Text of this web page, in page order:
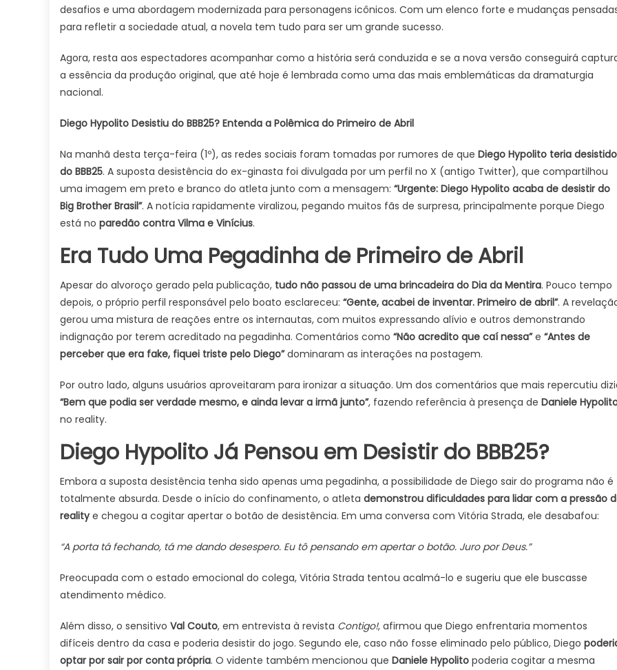
desafios e uma abordagem modernizada para personagens icônicos. Com um elenco forte e mudanças
para refletir a sociedade atual, a novela tem tudo para ser um grande sucesso.
Agora, resta aos espectadores acompanhar como a história será conduzida e se a nova versão conseguirá
a essência da produção original, que até hoje é lembrada como uma das mais emblemáticas da dramaturgia
nacional.
Diego Hypolito Desistiu do BBB25? Entenda a Polêmica do Primeiro de Abril
Na manhã desta terça-feira (1º), as redes sociais foram tomadas por rumores de que Diego Hypolito teria desistido
do BBB25. A suposta desistência do ex-ginasta foi divulgada por um perfil no X (antigo Twitter), que compartilhou
uma imagem em preto e branco do atleta junto com a mensagem: “Urgente: Diego Hypolito acaba de desistir do
Big Brother Brasil”. A notícia rapidamente viralizou, pegando muitos fãs de surpresa, principalmente porque Diego
está no paredão contra Vilma e Vinícius.
Era Tudo Uma Pegadinha de Primeiro de Abril
Apesar do alvoroço gerado pela publicação, tudo não passou de uma brincadeira do Dia da Mentira. Pouco tempo
depois, o próprio perfil responsável pelo boato esclareceu: “Gente, acabei de inventar. Primeiro de abril”. A
gerou uma mistura de reações entre os internautas, com muitos expressando alívio e outros demonstrando
indignação por terem acreditado na pegadinha. Comentários como “Não acredito que caí nessa”e “Antes de
perceber que era fake, fiquei triste pelo Diego”dominaram as interações na postagem.
Por outro lado, alguns usuários aproveitaram para ironizar a situação. Um dos comentários que mais repercutiu
“Bem que podia ser verdade mesmo, e ainda levar a irmã junto”, fazendo referência à presença de Daniele
no reality.
Diego Hypolito Já Pensou em Desistir do BBB25?
Embora a suposta desistência tenha sido apenas uma pegadinha, a possibilidade de Diego sair do programa não é
totalmente absurda. Desde o início do confinamento, o atleta demonstrou dificuldades para lidar com a pressão
realitye chegou a cogitar apertar o botão de desistência. Em uma conversa com Vitória Strada, ele desabafou:
“A porta tá fechando, tá me dando desespero. Eu tô pensando em apertar o botão. Juro por Deus.”
Preocupada com o estado emocional do colega, Vitória Strada tentou acalmá-lo e sugeriu que ele buscasse
atendimento médico.
Além disso, o sensitivo Val Couto, em entrevista à revista Contigo!, afirmou que Diego enfrentaria momentos
difíceis dentro da casa e poderia desistir do jogo. Segundo ele, caso não fosse eliminado pelo público, Diego
optar por sair por conta própria. O vidente também mencionou que Daniele Hypolito poderia cogitar a mesma